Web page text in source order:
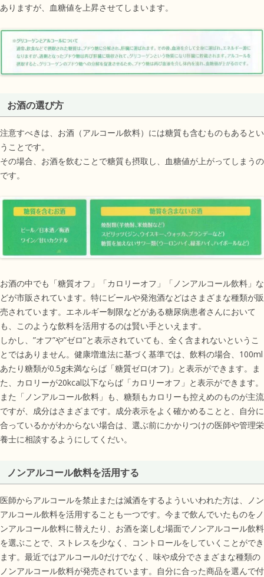
ありますが、血糖値を上昇させてしまいます。
お酒の選び方
注意すべきは、お酒（アルコール飲料）には糖質も含むものもあるとい
うことです。
その場合、お酒を飲むことで糖質も摂取し、血糖値が上がってしまうの
です。
お酒の中でも「糖質オフ」「カロリーオフ」「ノンアルコール飲料」な
どが市販されています。特にビールや発泡酒などはさまざまな種類が販
売されています。エネルギー制限などがある糖尿病患者さんにおいて
も、このような飲料を活用するのは賢い手といえます。
しかし、”オフ”や”ゼロ”と表示されていても、全く含まれないというこ
とではありません。健康増進法に基づく基準では、飲料の場合、100ml
あたり糖類が0.5g未満ならば「糖質ゼロ(オフ)」と表示ができます。ま
た、カロリーが20kcal以下ならば「カロリーオフ」と表示ができます。
また「ノンアルコール飲料」も、糖類もカロリーも控えめのものが主流
ですが、成分はさまざまです。成分表示をよく確かめることと、自分に
合っているかがわからない場合は、選ぶ前にかかりつけの医師や管理栄
養士に相談するようにしてくだい。
ノンアルコール飲料を活用する
医師からアルコールを禁止または減酒をするよういいわれた方は、ノン
アルコール飲料を活用することも一つです。今まで飲んでいたものをノ
ンアルコール飲料に替えたり、お酒を楽しむ場面でノンアルコール飲料
を選ぶことで、ストレスを少なく、コントロールをしていくことができ
ます。最近ではアルコール0だけでなく、味や成分でさまざまな種類の
ノンアルコール飲料が発売されています。自分に合った商品を選んで付